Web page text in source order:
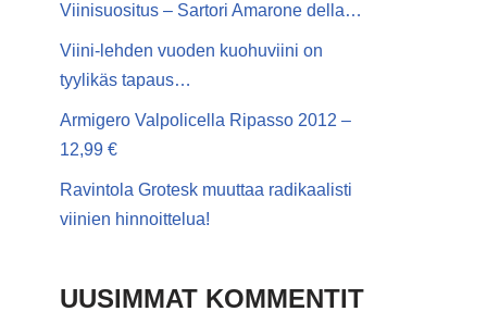
Viinisuositus – Sartori Amarone della…
Viini-lehden vuoden kuohuviini on
tyylikäs tapaus…
Armigero Valpolicella Ripasso 2012 –
12,99 €
Ravintola Grotesk muuttaa radikaalisti
viinien hinnoittelua!
UUSIMMAT KOMMENTIT